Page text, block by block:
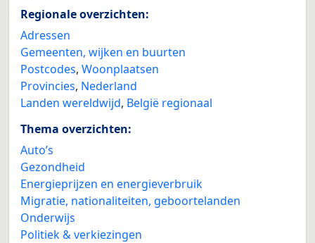
Regionale overzichten:
Adressen
Gemeenten, wijken en buurten
Postcodes, Woonplaatsen
Provincies, Nederland
Landen wereldwijd, België regionaal
Thema overzichten:
Auto’s
Gezondheid
Energieprijzen en energieverbruik
Migratie, nationaliteiten, geboortelanden
Onderwijs
Politiek & verkiezingen